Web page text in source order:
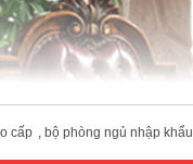
cấp , bộ phòng ngủ nhập khẩu